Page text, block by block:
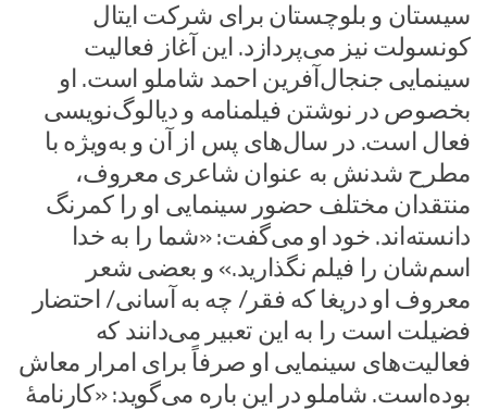
سیستان و بلوچستان برای شرکت ایتال
کونسولت نیز می‌پردازد. این آغاز فعالیت
سینمایی جنجال‌آفرین احمد شاملو است. او
بخصوص در نوشتن فیلمنامه و دیالوگ‌نویسی
فعال است. در سال‌های پس از آن و به‌ویژه با
مطرح شدنش به عنوان شاعری معروف،
منتقدان مختلف حضور سینمایی او را کمرنگ
دانسته‌اند. خود او می‌گفت: «شما را به خدا
اسم‌شان را فیلم نگذارید.» و بعضی شعر
معروف او دریغا که فقر/ چه به آسانی/ احتضار
فضیلت است را به این تعبیر می‌دانند که
فعالیت‌های سینمایی او صرفاً برای امرار معاش
بوده‌است. شاملو در این باره می‌گوید: «کارنامهٔ